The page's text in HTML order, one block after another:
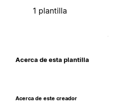
1 plantilla
Acerca de esta plantilla
Acerca de este creador